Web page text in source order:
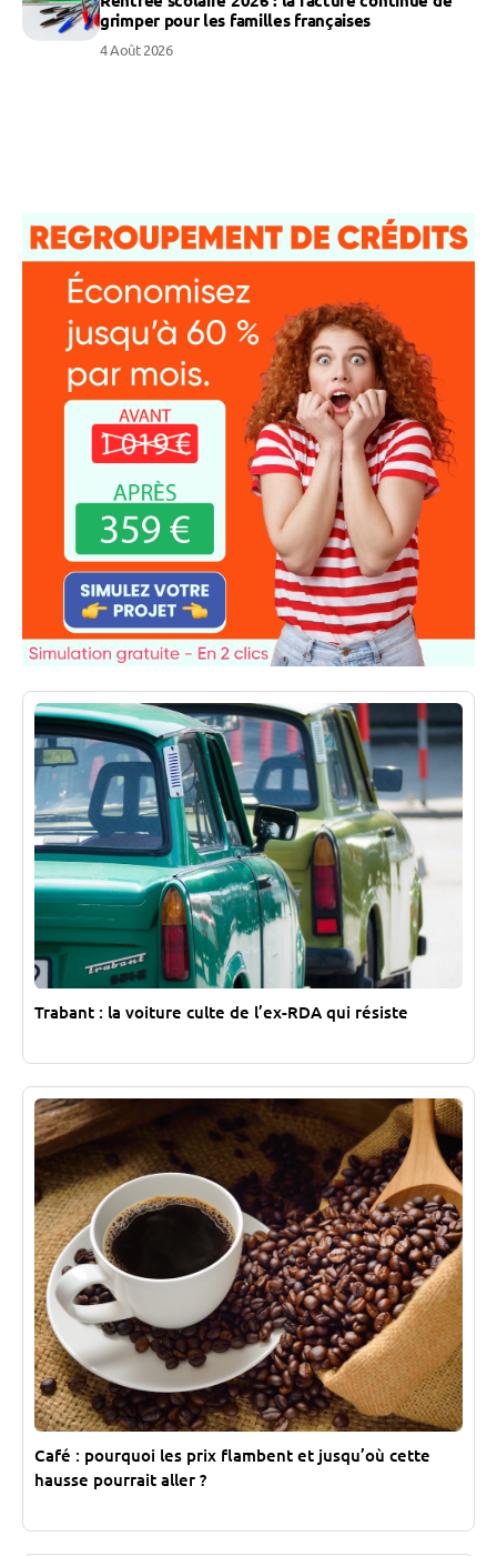
grimper pour les familles françaises
4 Août 2026
Trabant : la voiture culte de l’ex-RDA qui résiste
Café : pourquoi les prix flambent et jusqu’où cette
hausse pourrait aller ?